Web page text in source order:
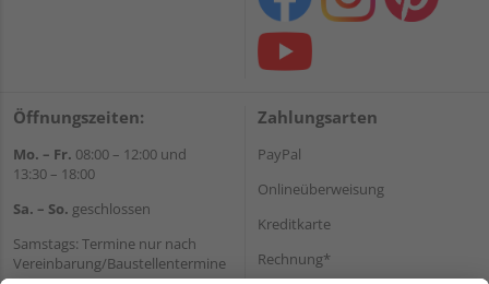
Öffnungszeiten:
Mo. – Fr. 08:00 – 12:00 und
13:30 – 18:00
Sa. – So. geschlossen
Samstags: Termine nur nach
Vereinbarung/Baustellentermine
Zahlungsarten
PayPal
Onlineüberweisung
Kreditkarte
Rechnung*